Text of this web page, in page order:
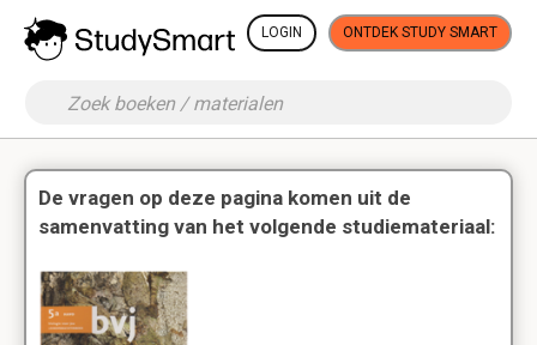
LOGIN ONTDEK STUDY SMART
De vragen op deze pagina komen uit de
samenvatting van het volgende studiemateriaal: